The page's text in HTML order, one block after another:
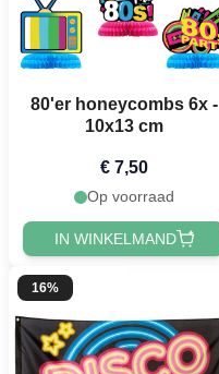
80'er honeycombs 6x -
10x13 cm
€ 7,50
Op voorraad
IN WINKELMAND
16%